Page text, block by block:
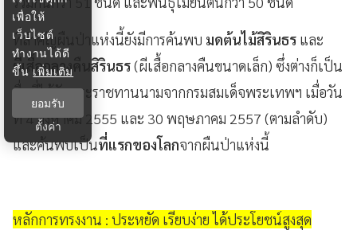
ที่สำคัญผืนป่าแห่งนี้ยังมีการค้นพบ มดต้นไม้สิรินธร และ
ผีเสื้อกลางคืนสิรินธร(ผีเสื้อกลางคืนขนาดเล็ก) ซึ่งต่างก็เป็น
ชื่อที่ได้รับพระราชทานนามจากกรมสมเด็จพระเทพฯ เมื่อวัน
ที่ 4 สิงหาคม 2555 และ 30 พฤษภาคม 2557 (ตามลำดับ)
และค้นพบเป็นที่แรกของโลกจากผืนป่าแห่งนี้
หลักการทรงงาน : ประหยัด เรียบง่าย ได้ประโยชน์สูงสุด
เพื่อให้
เว็บไซต์
ทำงานได้ดี
ขึ้น เพิ่มเติม
ยอมรับ
ตั้งค่า